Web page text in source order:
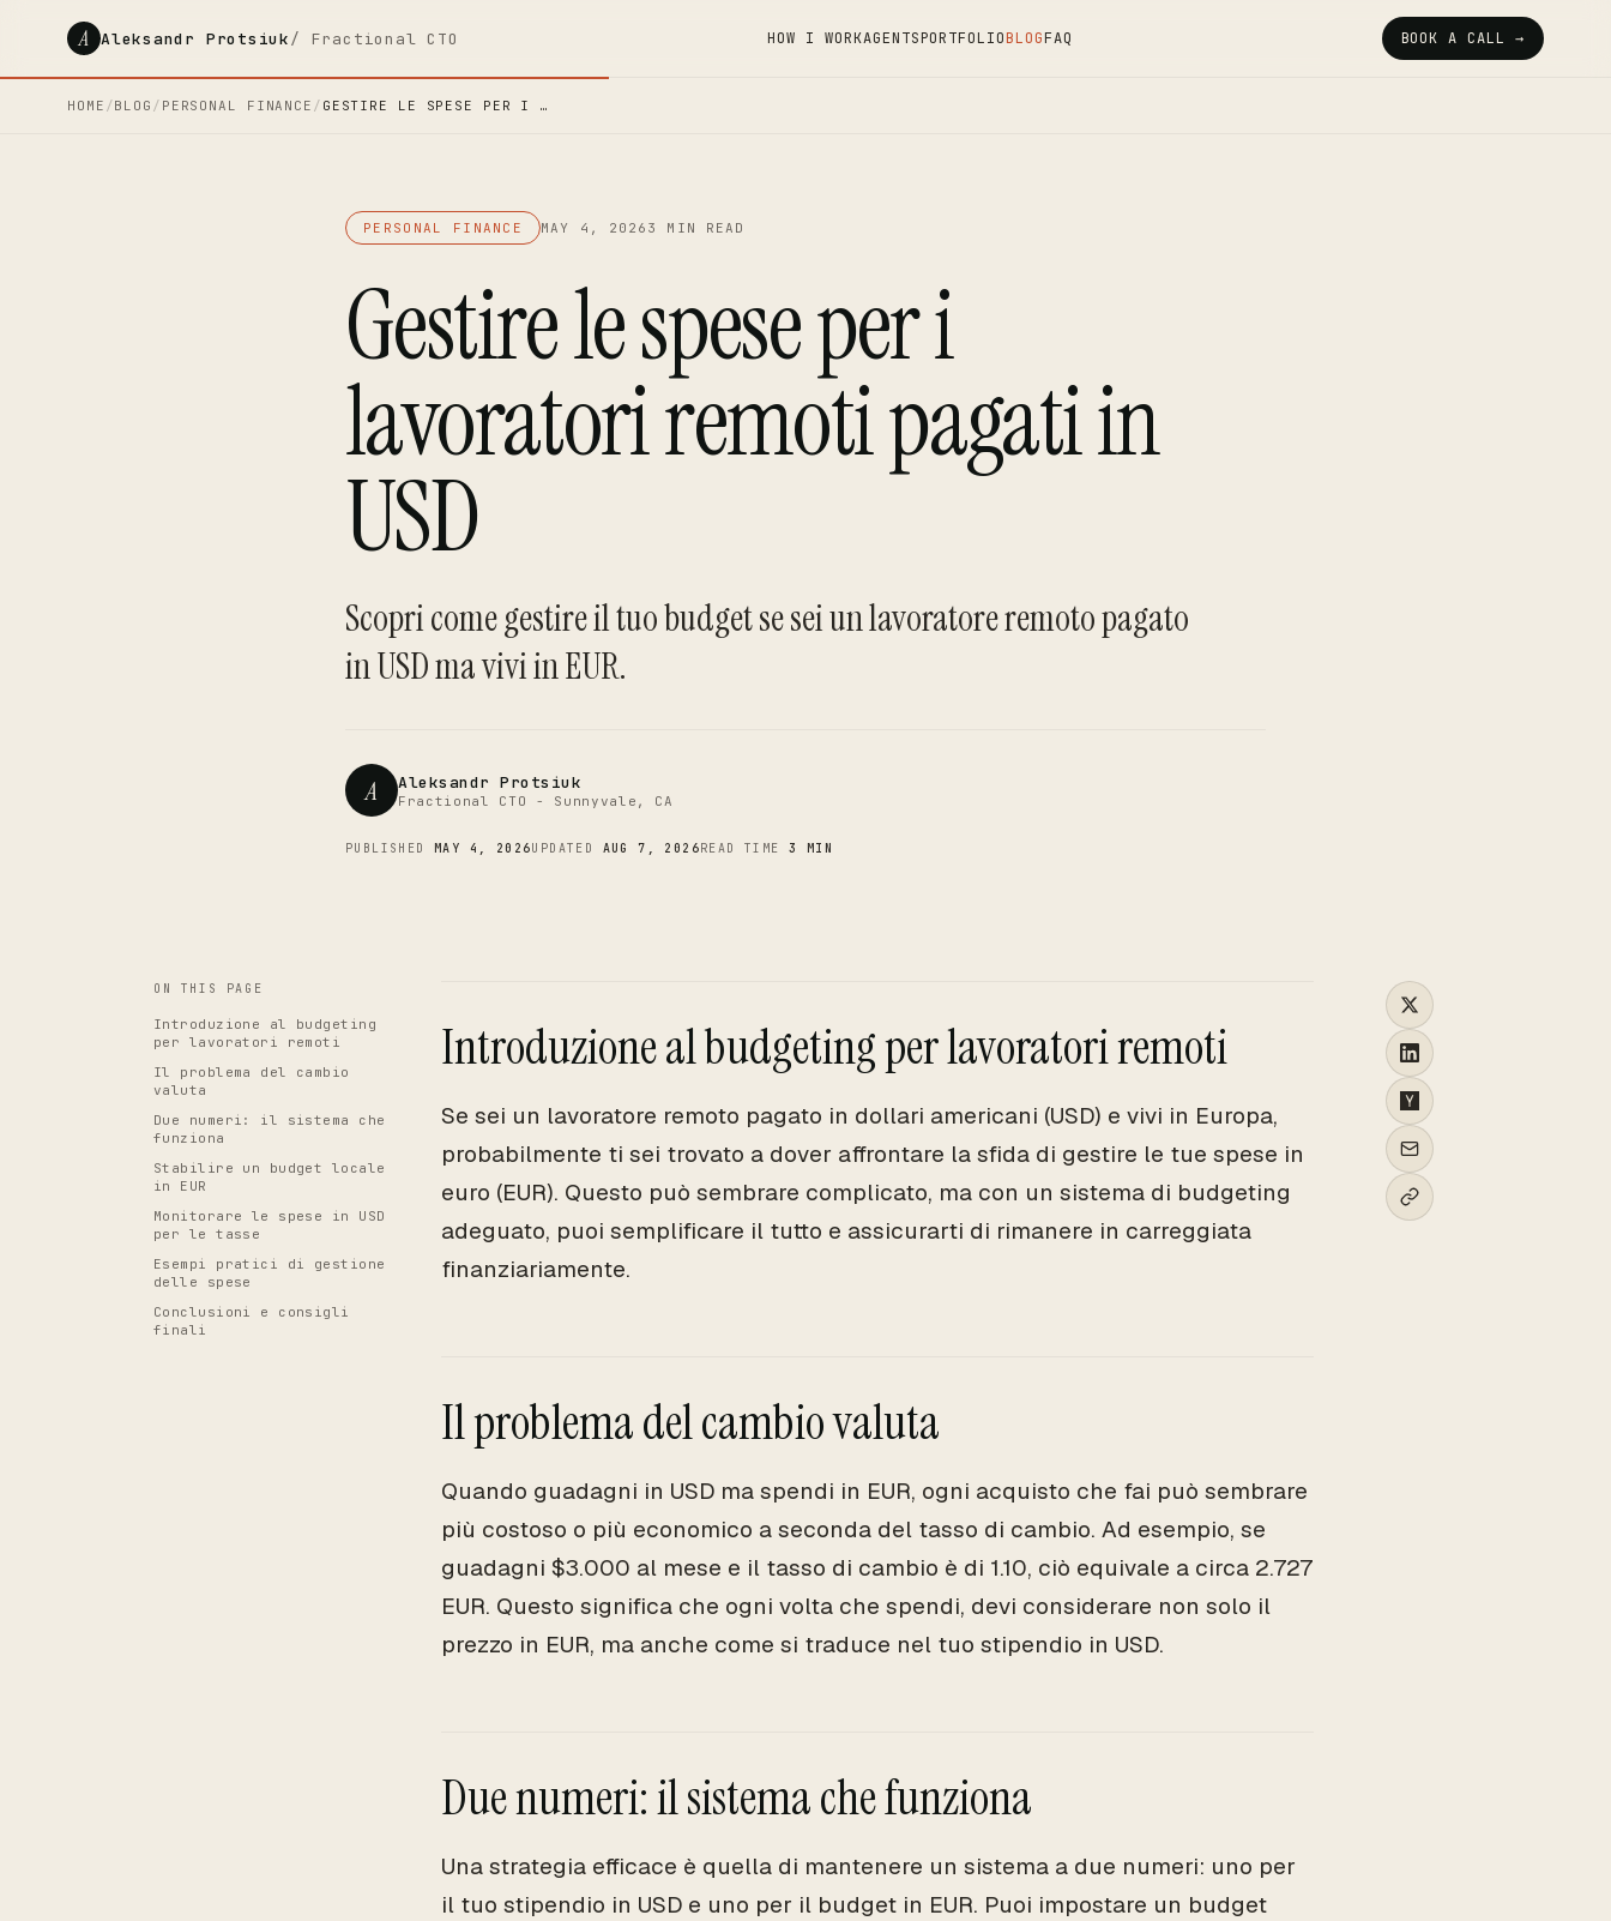
A Aleksandr Protsiuk/ Fractional CTO HOW I WORKAGENTSPORTFOLIOBLOGFAQ BOOK A CALL →
HOME /BLOG / PERSONAL FINANCE / GESTIRE LE SPESE PER I …
PERSONAL FINANCE MAY 4, 2026 3 MIN READ
Gestire le spese per i
lavoratori remoti pagati in
USD
Scopri come gestire il tuo budget se sei un lavoratore remoto pagato
in USD ma vivi in EUR.
A Aleksandr Protsiuk
Fractional CTO - Sunnyvale, CA
PUBLISHED MAY 4, 2026UPDATED AUG 7, 2026READ TIME3 MIN
CTO
ON THIS PAGE
Introduzione al budgeting
per lavoratori remoti
Il problema del cambio
valuta
Due numeri: il sistema che
funziona
Stabilire un budget locale
in EUR
Monitorare le spese in USD
per le tasse
Esempi pratici di gestione
delle spese
Conclusioni e consigli
finali
Introduzione al budgeting per lavoratori remoti
Se sei un lavoratore remoto pagato in dollari americani (USD) e vivi in Europa,
probabilmente ti sei trovato a dover affrontare la sfida di gestire le tue spese in
euro (EUR). Questo può sembrare complicato, ma con un sistema di budgeting
adeguato, puoi semplificare il tutto e assicurarti di rimanere in carreggiata
finanziariamente.
Il problema del cambio valuta
Quando guadagni in USD ma spendi in EUR, ogni acquisto che fai può sembrare
più costoso o più economico a seconda del tasso di cambio. Ad esempio, se
guadagni $3.000 al mese e il tasso di cambio è di 1.10, ciò equivale a circa 2.727
EUR. Questo significa che ogni volta che spendi, devi considerare non solo il
prezzo in EUR, ma anche come si traduce nel tuo stipendio in USD.
Due numeri: il sistema che funziona
Una strategia efficace è quella di mantenere un sistema a due numeri: uno per
il tuo stipendio in USD e uno per il budget in EUR. Puoi impostare un budget